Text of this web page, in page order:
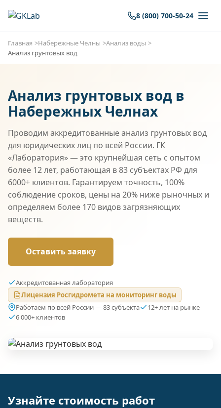
8 (800) 700-50-24
Главная Набережные Челны
Анализ воды
Анализ грунтовых вод
Анализ грунтовых вод в
Набережных Челнах
Проводим аккредитованные анализ грунтовых вод
для юридических лиц по всей России. ГК
«Лаборатория» — это крупнейшая сеть с опытом
более 12 лет, работающая в 83 субъектах РФ для
6000+ клиентов. Гарантируем точность, 100%
соблюдение сроков, цены на 20% ниже рыночных и
определяем более 170 видов загрязняющих
веществ.
Оставить заявку
Аккредитованная лаборатория
Лицензия Росгидромета на мониторинг воды
Работаем по всей России — 83 субъекта
12+ лет на рынке
6 000+ клиентов
Узнайте стоимость работ